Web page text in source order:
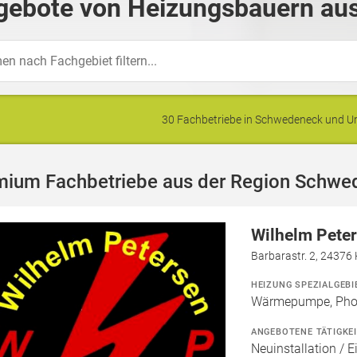
von Heizungsbauern
30 Fachbetriebe in Schwedeneck und
Fachbetriebe aus der Region
Wilhelm
Barbarastr. 2, 24376
HEIZUNG
Wärmepumpe,
ANGEBOTENE
Neuinstallation /